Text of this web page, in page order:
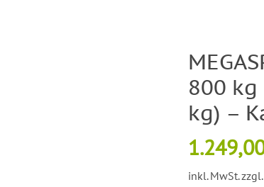
800
kg) –
inkl. MwSt.zzgl.